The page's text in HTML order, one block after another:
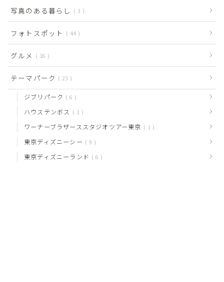
写真のある暮らし 3
フォトスポット 44
グルメ 16
テーマパーク 23
ジブリパーク 6
ハウステンボス 1
ワーナーブラザーススタジオツアー東京 1
東京ディズニーシー 9
東京ディズニーランド 6